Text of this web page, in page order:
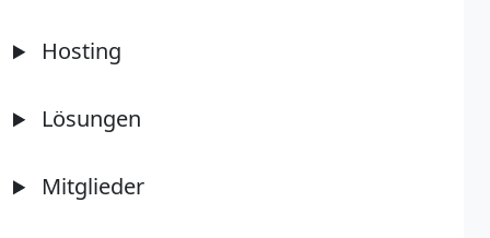
Hosting
Lösungen
Mitglieder